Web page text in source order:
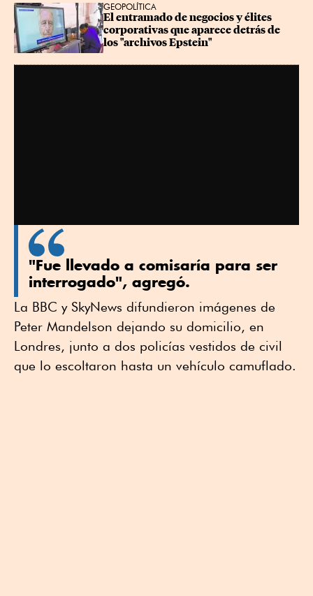
GEOPOLÍTICA
El entramado de negocios y élites
corporativas que aparece detrás de
los "archivos Epstein"
"Fue llevado a comisaría para ser
interrogado", agregó.
La BBC y SkyNews difundieron imágenes de
Peter Mandelson dejando su domicilio, en
Londres, junto a dos policías vestidos de civil
que lo escoltaron hasta un vehículo camuflado.